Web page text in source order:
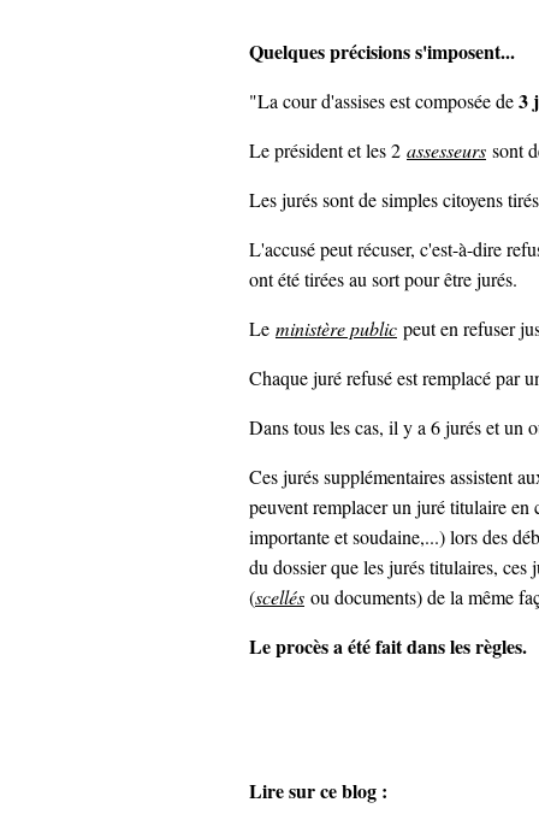
Quelques précisions s'imposent...
"La cour d'assises est composée de3
Le président et les 2 assesseurs: Juge
sont
Les jurés sont de simples citoyens
L'accusé peut récuser, c'est-à-dire
ont été tirées au sort pour être jurés.
Le ministère public: Corps de
peut en refuser
Chaque juré refusé est remplacé par
Dans tous les cas, il y a 6 jurés et un
Ces jurés supplémentaires assistent
peuvent remplacer un juré titulaire en
importante et soudaine,...) lors des
du dossier que les jurés titulaires,
(scellés: Dispositifs permettant à un
ou documents) de la même
Le procès a été fait dans les règles.
Lire sur ce blog :